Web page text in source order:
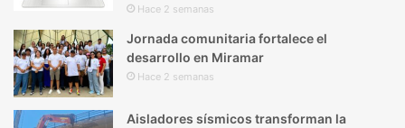
Hace 2 semanas
Jornada comunitaria fortalece el
desarrollo en Miramar
Hace 2 semanas
Aisladores sísmicos transforman la